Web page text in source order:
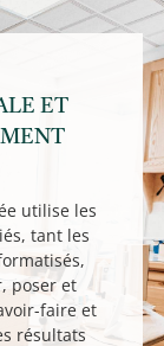
ET
utilise les
tant les
poser et
faire et
résultats